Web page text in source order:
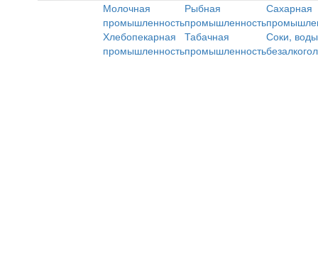
Молочная
промышленность
Рыбная
промышленность
Сахарная
Хлебопекарная
промышленность
Табачная
промышленность
Соки,